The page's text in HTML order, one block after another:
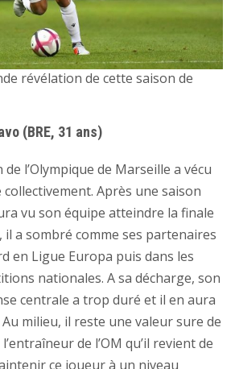
révélation de cette saison de
(BRE, 31 ans)
l’Olympique de Marseille a vécu
Après une saison
vu son équipe atteindre la finale
il a sombré comme ses partenaires
en Ligue Europa puis dans les
nationales. A sa décharge, son
centrale a trop duré et il en aura
milieu, il reste une valeur sure de
de l’OM qu’il revient de
ce joueur à un niveau